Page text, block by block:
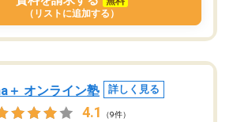
（リストに追加する）
＋ オンライン塾 詳しく見る
4.1 （9件）